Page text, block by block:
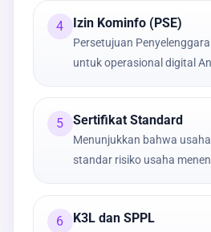
4 Izin Kominfo (PSE)
Persetujuan
untuk operasional digital
5 Sertifikat Standard
Menunjukkan bahwa
standar risiko usaha
6 K3L dan SPPL